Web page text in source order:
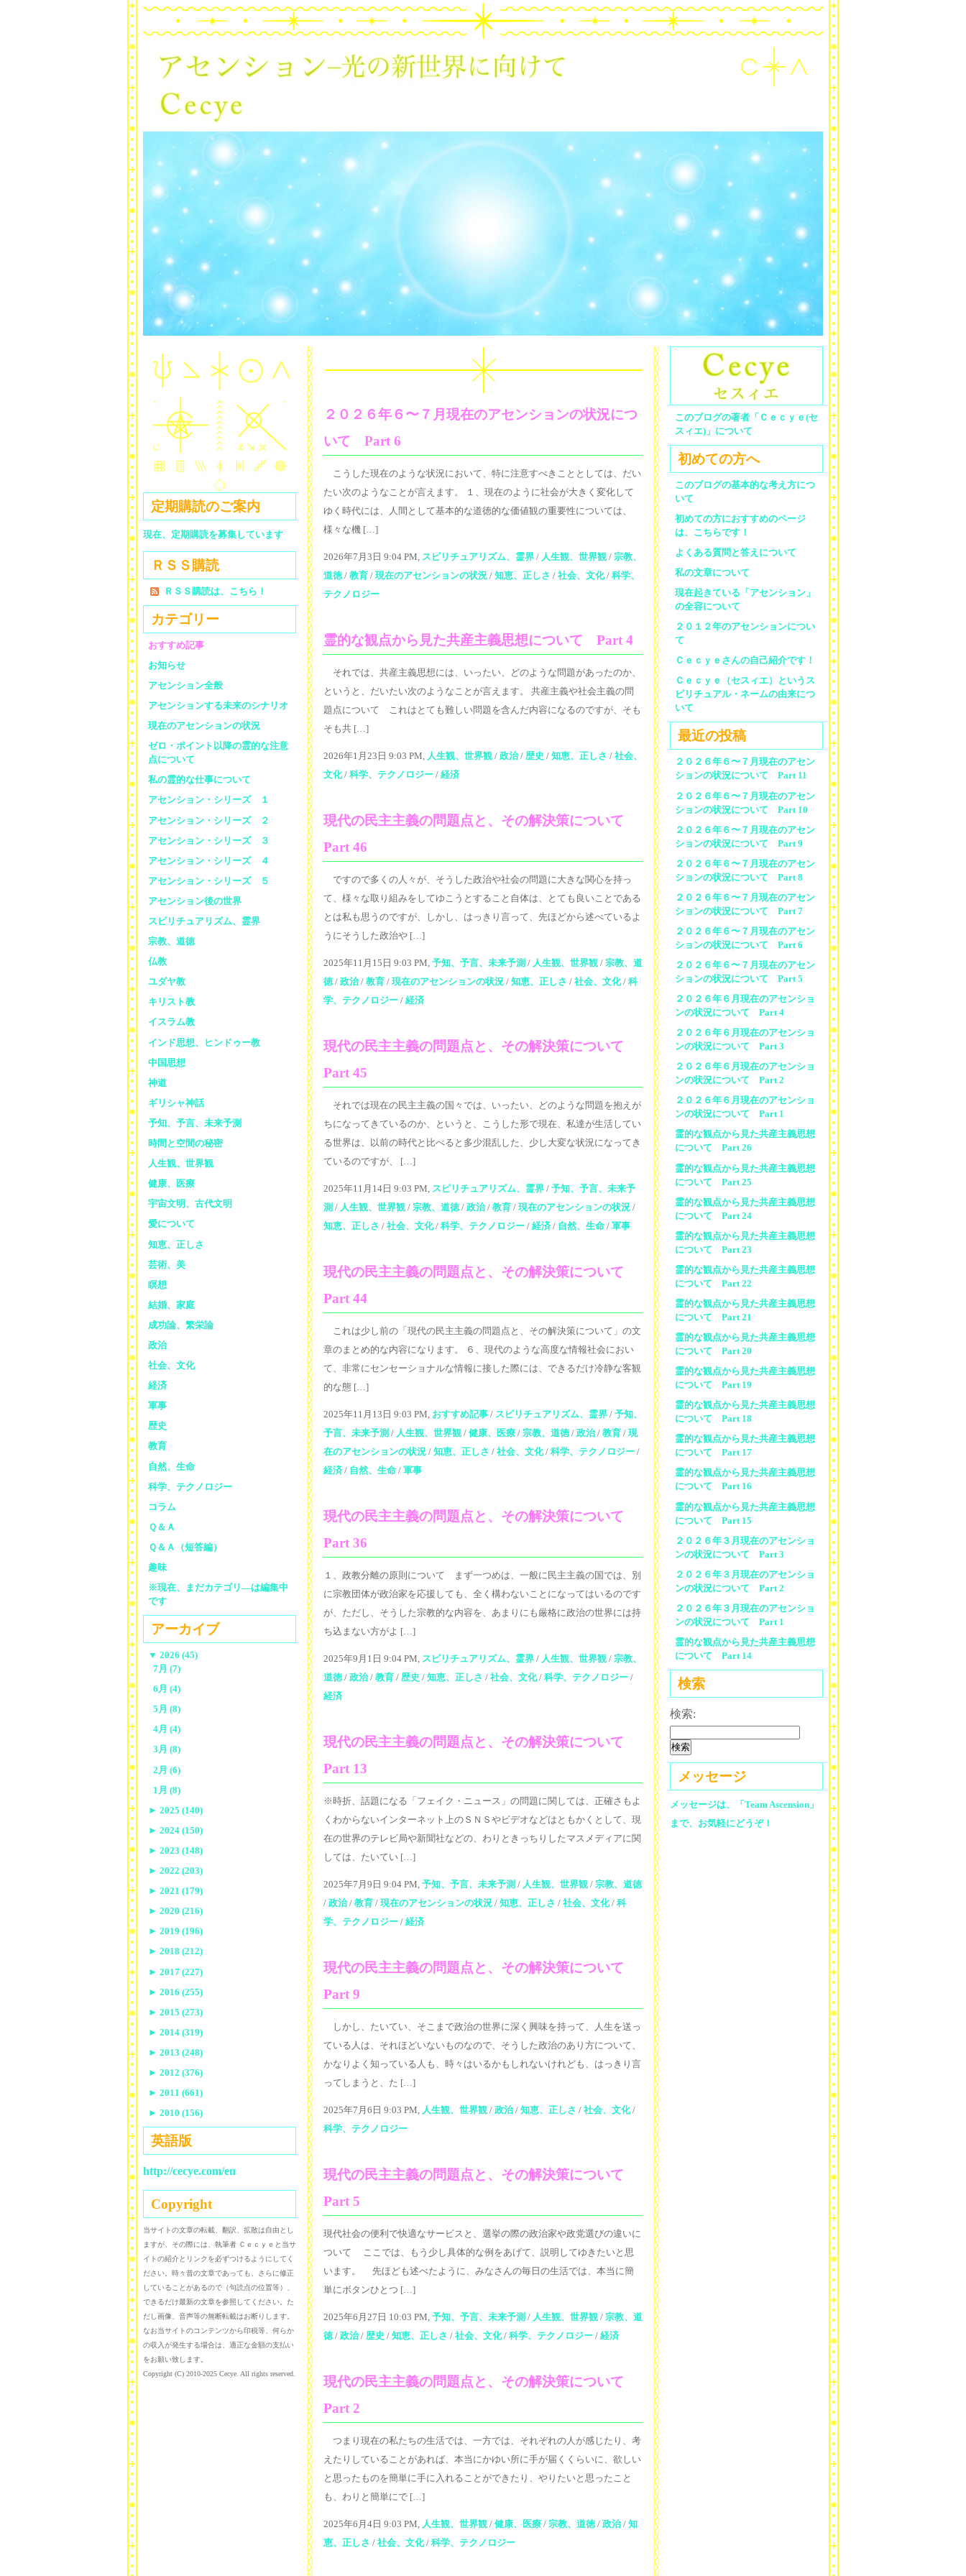
２０２６年６〜７月現在のアセンションの状況につ
いて Part 6
こうした現在のような状況において、特に注意すべきこととしては、だい
たい次のようなことが言えます。 １、現在のように社会が大きく変化して
ゆく時代には、人間として基本的な道徳的な価値観の重要性については、
様々な機 […]
2026年7月3日 9:04 PM, スピリチュアリズム、霊界 / 人生観、世界観 / 宗教、
道徳 / 教育 / 現在のアセンションの状況 / 知恵、正しさ / 社会、文化/ 科学、
テクノロジー
霊的な観点から見た共産主義思想について Part 4
それでは、共産主義思想には、いったい、どのような問題があったのか、
というと、だいたい次のようなことが言えます。 共産主義や社会主義の問
題点について これはとても難しい問題を含んだ内容になるのですが、そも
そも共 […]
2026年1月23日 9:03 PM, 人生観、世界観 / 政治/ 歴史 / 知恵、正しさ / 社会、
文化/ 科学、テクノロジー / 経済
現代の民主主義の問題点と、その解決策について
Part 46
ですので多くの人々が、そうした政治や社会の問題に大きな関心を持っ
て、様々な取り組みをしてゆこうとすること自体は、とても良いことである
とは私も思うのですが、しかし、はっきり言って、先ほどから述べているよ
うにそうした政治や […]
2025年11月15日 9:03 PM, 予知、予言、未来予測 / 人生観、世界観 / 宗教、道
徳 / 政治/ 教育 / 現在のアセンションの状況 / 知恵、正しさ / 社会、文化/ 科
学、テクノロジー / 経済
現代の民主主義の問題点と、その解決策について
Part 45
それでは現在の民主主義の国々では、いったい、どのような問題を抱えが
ちになってきているのか、というと、こうした形で現在、私達が生活してい
る世界は、以前の時代と比べると多少混乱した、少し大変な状況になってき
ているのですが、 […]
2025年11月14日 9:03 PM, スピリチュアリズム、霊界 / 予知、予言、未来予
測 / 人生観、世界観 / 宗教、道徳 / 政治/ 教育 / 現在のアセンションの状況 /
知恵、正しさ / 社会、文化/ 科学、テクノロジー / 経済 / 自然、生命 / 軍事
現代の民主主義の問題点と、その解決策について
Part 44
これは少し前の「現代の民主主義の問題点と、その解決策について」の文
章のまとめ的な内容になります。 ６、現代のような高度な情報社会におい
て、非常にセンセーショナルな情報に接した際には、できるだけ冷静な客観
的な態 […]
2025年11月13日 9:03 PM, おすすめ記事 / スピリチュアリズム、霊界 / 予知、
予言、未来予測 / 人生観、世界観 / 健康、医療 / 宗教、道徳 / 政治/ 教育 / 現
在のアセンションの状況 / 知恵、正しさ / 社会、文化/ 科学、テクノロジー /
経済 / 自然、生命 / 軍事
現代の民主主義の問題点と、その解決策について
Part 36
１、政教分離の原則について まず一つめは、一般に民主主義の国では、別
に宗教団体が政治家を応援しても、全く構わないことになってはいるのです
が、ただし、そうした宗教的な内容を、あまりにも厳格に政治の世界には持
ち込まない方がよ […]
2025年9月1日 9:04 PM, スピリチュアリズム、霊界 / 人生観、世界観 / 宗教、
道徳 / 政治/ 教育 / 歴史 / 知恵、正しさ / 社会、文化/ 科学、テクノロジー /
経済
現代の民主主義の問題点と、その解決策について
Part 13
※時折、話題になる「フェイク・ニュース」の問題に関しては、正確さもよ
くわからないインターネット上のＳＮＳやビデオなどはともかくとして、現
在の世界のテレビ局や新聞社などの、わりときっちりしたマスメディアに関
しては、たいてい […]
2025年7月9日 9:04 PM, 予知、予言、未来予測 / 人生観、世界観 / 宗教、道徳
/ 政治/ 教育 / 現在のアセンションの状況 / 知恵、正しさ / 社会、文化/ 科
学、テクノロジー / 経済
現代の民主主義の問題点と、その解決策について
Part 9
しかし、たいてい、そこまで政治の世界に深く興味を持って、人生を送っ
ている人は、それほどいないものなので、そうした政治のあり方について、
かなりよく知っている人も、時々はいるかもしれないけれども、はっきり言
ってしまうと、た […]
2025年7月6日 9:03 PM, 人生観、世界観 / 政治/ 知恵、正しさ / 社会、文化/
科学、テクノロジー
現代の民主主義の問題点と、その解決策について
Part 5
現代社会の便利で快適なサービスと、選挙の際の政治家や政党選びの違いに
ついて ここでは、もう少し具体的な例をあげて、説明してゆきたいと思
います。 先ほども述べたように、みなさんの毎日の生活では、本当に簡
単にボタンひとつ […]
2025年6月27日 10:03 PM, 予知、予言、未来予測 / 人生観、世界観 / 宗教、道
徳 / 政治/ 歴史 / 知恵、正しさ / 社会、文化/ 科学、テクノロジー / 経済
現代の民主主義の問題点と、その解決策について
Part 2
つまり現在の私たちの生活では、一方では、それぞれの人が感じたり、考
えたりしていることがあれば、本当にかゆい所に手が届くくらいに、欲しい
と思ったものを簡単に手に入れることができたり、やりたいと思ったこと
も、わりと簡単にで […]
2025年6月4日 9:03 PM, 人生観、世界観 / 健康、医療 / 宗教、道徳 / 政治/ 知
恵、正しさ / 社会、文化/ 科学、テクノロジー
このブログの著者「Ｃｅｃｙｅ(セ
スィエ)」について
初めての方へ
このブログの基本的な考え方につ
いて
初めての方におすすめのページ
は、こちらです！
よくある質問と答えについて
私の文章について
現在起きている「アセンション」
の全容について
２０１２年のアセンションについ
て
Ｃｅｃｙｅさんの自己紹介です！
Ｃｅｃｙｅ（セスィエ）というス
ピリチュアル・ネームの由来につ
いて
最近の投稿
２０２６年６〜７月現在のアセン
ションの状況について Part 11
２０２６年６〜７月現在のアセン
ションの状況について Part 10
２０２６年６〜７月現在のアセン
ションの状況について Part 9
２０２６年６〜７月現在のアセン
ションの状況について Part 8
２０２６年６〜７月現在のアセン
ションの状況について Part 7
２０２６年６〜７月現在のアセン
ションの状況について Part 6
２０２６年６〜７月現在のアセン
ションの状況について Part 5
２０２６年６月現在のアセンショ
ンの状況について Part 4
２０２６年６月現在のアセンショ
ンの状況について Part 3
２０２６年６月現在のアセンショ
ンの状況について Part 2
２０２６年６月現在のアセンショ
ンの状況について Part 1
霊的な観点から見た共産主義思想
について Part 26
霊的な観点から見た共産主義思想
について Part 25
霊的な観点から見た共産主義思想
について Part 24
霊的な観点から見た共産主義思想
について Part 23
霊的な観点から見た共産主義思想
について Part 22
霊的な観点から見た共産主義思想
について Part 21
霊的な観点から見た共産主義思想
について Part 20
霊的な観点から見た共産主義思想
について Part 19
霊的な観点から見た共産主義思想
について Part 18
霊的な観点から見た共産主義思想
について Part 17
霊的な観点から見た共産主義思想
について Part 16
霊的な観点から見た共産主義思想
について Part 15
２０２６年３月現在のアセンショ
ンの状況について Part 3
２０２６年３月現在のアセンショ
ンの状況について Part 2
２０２６年３月現在のアセンショ
ンの状況について Part 1
霊的な観点から見た共産主義思想
について Part 14
検索
検索:
メッセージ
メッセージは、「Team Ascension」
まで、お気軽にどうぞ！
定期購読のご案内
現在、定期購読を募集しています
ＲＳＳ購読
ＲＳＳ購読は、こちら！
カテゴリー
おすすめ記事
お知らせ
アセンション全般
アセンションする未来のシナリオ
現在のアセンションの状況
ゼロ・ポイント以降の霊的な注意
点について
私の霊的な仕事について
アセンション・シリーズ １
アセンション・シリーズ ２
アセンション・シリーズ ３
アセンション・シリーズ ４
アセンション・シリーズ ５
アセンション後の世界
スピリチュアリズム、霊界
宗教、道徳
仏教
ユダヤ教
キリスト教
イスラム教
インド思想、ヒンドゥー教
中国思想
神道
ギリシャ神話
予知、予言、未来予測
時間と空間の秘密
人生観、世界観
健康、医療
宇宙文明、古代文明
愛について
知恵、正しさ
芸術、美
瞑想
結婚、家庭
成功論、繁栄論
政治
社会、文化
経済
軍事
歴史
教育
自然、生命
科学、テクノロジー
コラム
Ｑ＆Ａ
Ｑ＆Ａ（短答編）
趣味
※現在、まだカテゴリ—は編集中
です
アーカイブ
▼ 2026 (45)
7月 (7)
6月 (4)
5月 (8)
4月 (4)
3月 (8)
2月 (6)
1月 (8)
► 2025 (140)
► 2024 (150)
► 2023 (148)
► 2022 (203)
► 2021 (179)
► 2020 (216)
► 2019 (196)
► 2018 (212)
► 2017 (227)
► 2016 (255)
► 2015 (273)
► 2014 (319)
► 2013 (248)
► 2012 (376)
► 2011 (661)
► 2010 (156)
英語版
http://cecye.com/en
Copyright
当サイトの文章の転載、翻訳、拡散は自由とし
ますが、その際には、執筆者 Ｃｅｃｙｅと当サ
イトの紹介とリンクを必ずつけるようにしてく
ださい。時々昔の文章であっても、さらに修正
していることがあるので（句読点の位置等）、
できるだけ最新の文章を参照してください。た
だし画像、音声等の無断転載はお断りします。
なお当サイトのコンテンツから印税等、何らか
の収入が発生する場合は、適正な金額の支払い
をお願い致します。
Copyright (C) 2010-2025 Cecye. All rights reserved.